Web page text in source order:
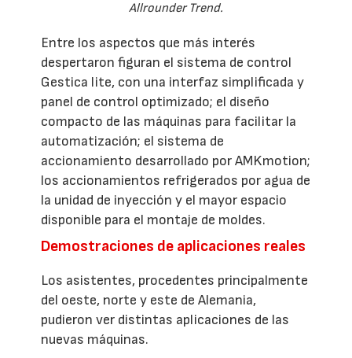
Allrounder Trend.
Entre los aspectos que más interés
despertaron figuran el sistema de control
Gestica lite, con una interfaz simplificada y
panel de control optimizado; el diseño
compacto de las máquinas para facilitar la
automatización; el sistema de
accionamiento desarrollado por AMKmotion;
los accionamientos refrigerados por agua de
la unidad de inyección y el mayor espacio
disponible para el montaje de moldes.
Demostraciones de aplicaciones reales
Los asistentes, procedentes principalmente
del oeste, norte y este de Alemania,
pudieron ver distintas aplicaciones de las
nuevas máquinas.